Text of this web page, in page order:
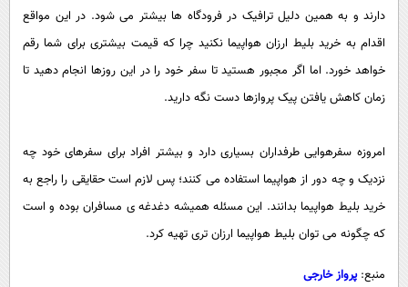
دارند و به همین دلیل ترافیک در فرودگاه ها بیشتر می شود. در این مواقع
اقدام به خرید بلیط ارزان هواپیما نکنید چرا که قیمت بیشتری برای شما رقم
خواهد خورد. اما اگر مجبور هستید تا سفر خود را در این روزها انجام دهید تا
زمان کاهش یافتن پیک پروازها دست نگه دارید.
امروزه سفرهوایی طرفداران بسیاری دارد و بیشتر افراد برای سفرهای خود چه
نزدیک و چه دور از هواپیما استفاده می کنند؛ پس لازم است حقایقی را راجع به
خرید بلیط هواپیما بدانند. این مسئله همیشه دغدغه ی مسافران بوده و است
که چگونه می توان بلیط هواپیما ارزان تری تهیه کرد.
منبع:پرواز خارجی